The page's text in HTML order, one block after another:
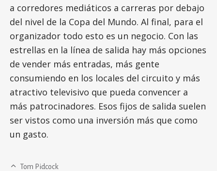
a corredores mediáticos a carreras por debajo
del nivel de la Copa del Mundo. Al final, para el
organizador todo esto es un negocio. Con las
estrellas en la línea de salida hay más opciones
de vender más entradas, más gente
consumiendo en los locales del circuito y más
atractivo televisivo que pueda convencer a
más patrocinadores. Esos fijos de salida suelen
ser vistos como una inversión más que como
un gasto.
Tom Pidcock